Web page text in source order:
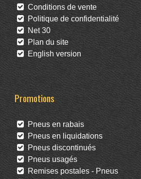
Conditions de vente
Politique de confidentialité
Net 30
Plan du site
English version
Promotions
Pneus en rabais
Pneus en liquidations
Pneus discontinués
Pneus usagés
Remises postales - Pneus